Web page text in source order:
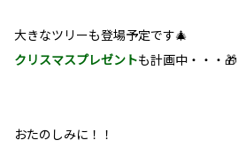
大きなツリーも登場予定です🎄
クリスマスプレゼントも計画中・・・🎁
おたのしみに！！